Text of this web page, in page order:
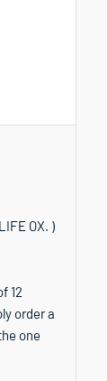
OX. )
12
order a
one